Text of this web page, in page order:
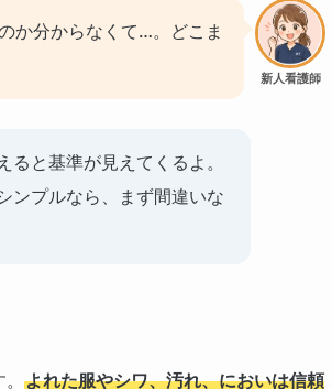
新人看護師
か分からなくて…。どこま
ると基準が見えてくるよ。
ンプルなら、まず間違いな
よれた服やシワ、汚れ、においは信頼